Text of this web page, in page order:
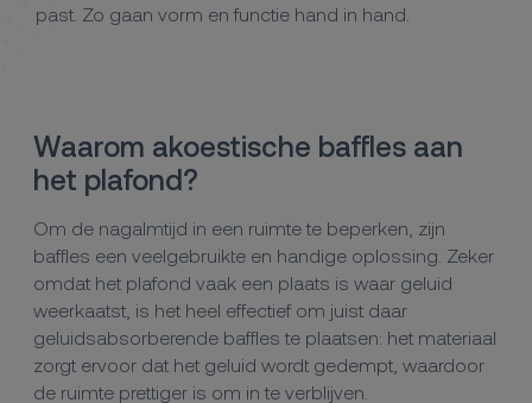
past. Zo gaan vorm en functie hand in hand.
Waarom akoestische baffles aan
het plafond?
Om de nagalmtijd in een ruimte te beperken, zijn
baffles een veelgebruikte en handige oplossing. Zeker
omdat het plafond vaak een plaats is waar geluid
weerkaatst, is het heel effectief om juist daar
geluidsabsorberende baffles te plaatsen: het materiaal
zorgt ervoor dat het geluid wordt gedempt, waardoor
de ruimte prettiger is om in te verblijven.